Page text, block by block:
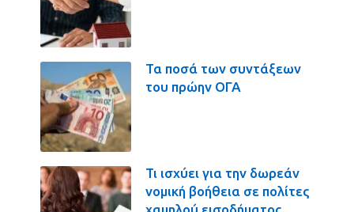
Τα ποσά των συντάξεων
του πρώην ΟΓΑ
Τι ισχύει για την δωρεάν
νομική βοήθεια σε πολίτες